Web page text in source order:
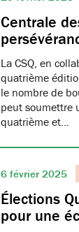
Centrale
La CSQ, en
quatrième
le nombre de
peut soumettre
quatrième et…
6 février 2025
Élections
pour une